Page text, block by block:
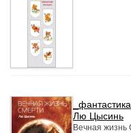
_фантастика
Лю Цысинь
Вечная жизнь